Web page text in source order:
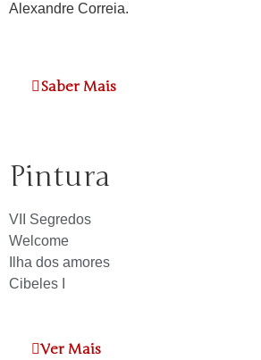
Alexandre Correia.
Saber Mais
Pintura
VII Segredos
Welcome
Ilha dos amores
Cibeles I
Ver Mais